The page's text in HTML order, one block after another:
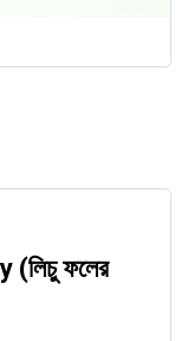
ফলের